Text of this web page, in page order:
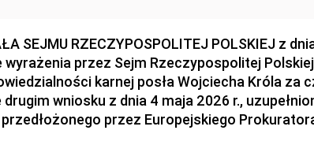
SEJMU RZECZYPOSPOLITEJ POLSKIEJ z
wyrażenia przez Sejm Rzeczypospolitej
karnej posła Wojciecha Króla za
drugim wniosku z dnia 4 maja 2026 r.,
przedłożonego przez Europejskiego